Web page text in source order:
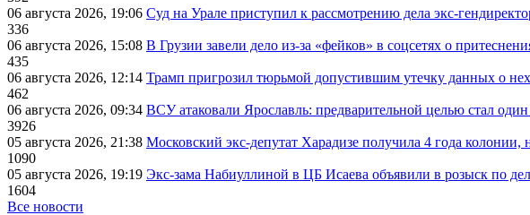
06 августа 2026, 19:06 Суд на Урале приступил к рассмотрению дела экс-
336
06 августа 2026, 15:08 В Грузии завели дело из-за «фейков» в соцсетях о
435
06 августа 2026, 12:14 Трамп пригрозил тюрьмой допустившим утечку данных о
462
06 августа 2026, 09:34 ВСУ атаковали Ярославль: предварительной целью стал
3926
05 августа 2026, 21:38 Московский экс-депутат Харадизе получила 4 года колонии,
1090
05 августа 2026, 19:19 Экс-зама Набиуллиной в ЦБ Исаева объявили в розыск по
1604
Все новости